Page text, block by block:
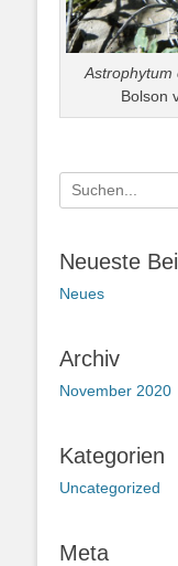
Astrophytum
Bolson
Suche
nach:
Neueste
Neues
Archiv
November 2020
Kategorien
Uncategorized
Meta